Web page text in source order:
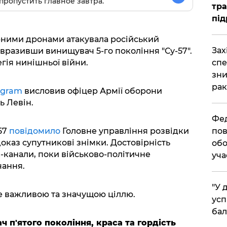
дронами атакувала російський
винищувач 5-го покоління "Су-57".
нинішньої війни.
висловив офіцер Армії оборони
Левін.
повідомилоГоловне управління розвідки
супутникові знімки. Достовірність
поки військово-політичне
важливою та значущою ціллю.
покоління, краса та гордість
​"У